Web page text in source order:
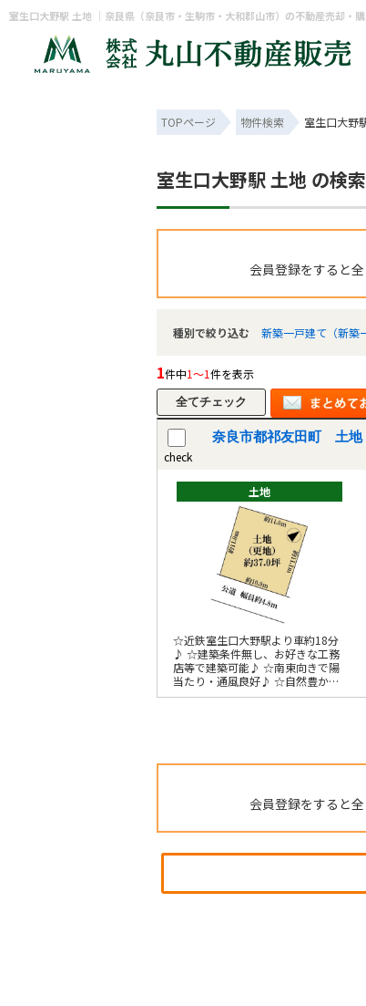
室生口大野駅 土地 ｜奈良県（奈良市・生駒市・大和郡山市）の不動産売却・
TOPページ 物件検索 室生口大野
室生口大野駅 土地 の検
会員登録をすると全
種別で絞り込む 新築一戸建て（新築
1件中1～1件を表示
check
奈良市都祁友田町 土地
土地
☆近鉄室生口大野駅より車約18分
♪ ☆建築条件無し、お好きな工務
店等で建築可能♪ ☆南東向きで陽
当たり・通風良好♪ ☆自然豊かな
住宅地♪ ☆整形地♪
会員登録をすると全